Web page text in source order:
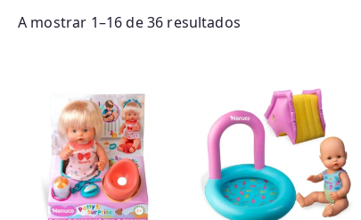
A mostrar 1–16 de 36 resultadosO
n
d
o